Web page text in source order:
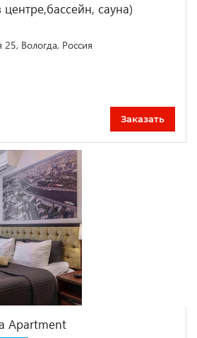
сауна)
Вологда, Россия
Заказать
Apartment